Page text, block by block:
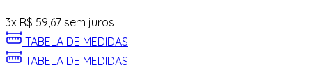
3x R$ 59,67 sem juros
TABELA DE MEDIDAS
TABELA DE MEDIDAS